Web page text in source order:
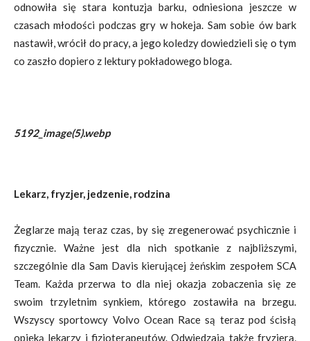
odnowiła się stara kontuzja barku, odniesiona jeszcze w
czasach młodości podczas gry w hokeja. Sam sobie ów bark
nastawił, wrócił do pracy, a jego koledzy dowiedzieli się o tym
co zaszło dopiero z lektury pokładowego bloga.
5192_image(5).webp
Lekarz, fryzjer, jedzenie, rodzina
Żeglarze mają teraz czas, by się zregenerować psychicznie i
fizycznie. Ważne jest dla nich spotkanie z najbliższymi,
szczególnie dla Sam Davis kierującej żeńskim zespołem SCA
Team. Każda przerwa to dla niej okazja zobaczenia się ze
swoim trzyletnim synkiem, którego zostawiła na brzegu.
Wszyscy sportowcy Volvo Ocean Race są teraz pod ścisłą
opieką lekarzy i fizjoterapeutów. Odwiedzają także fryzjera,